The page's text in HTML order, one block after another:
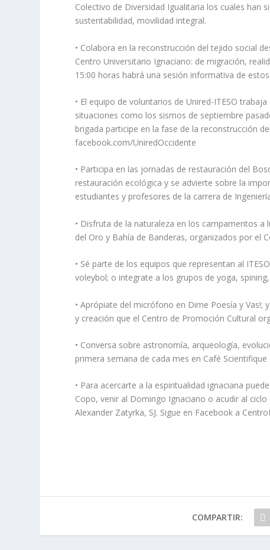
Colectivo de Diversidad Igualitaria los cuales han
sustentabilidad, movilidad integral.
• Colabora en la reconstrucción del tejido social
Centro Universitario Ignaciano: de migración,
15:00 horas habrá una sesión informativa de
• El equipo de voluntarios de Unired-ITESO
situaciones como los sismos de septiembre
brigada participe en la fase de la reconstrucción
facebook.com/UniredOccidente
• Participa en las jornadas de restauración del
restauración ecológica y se advierte sobre la
estudiantes y profesores de la carrera de
• Disfruta de la naturaleza en los campamentos
del Oro y Bahía de Banderas, organizados por el
• Sé parte de los equipos que representan al
voleybol; o integrate a los grupos de yoga,
• Aprópiate del micrófono en Dime Poesía y
y creación que el Centro de Promoción Cultural
• Conversa sobre astronomía, arqueología,
primera semana de cada mes en Café Scientifique
• Para acercarte a la espiritualidad ignaciana
Copo, venir al Domingo Ignaciano o acudir al
Alexander Zatyrka, SJ. Sigue en Facebook a
COMPARTIR: